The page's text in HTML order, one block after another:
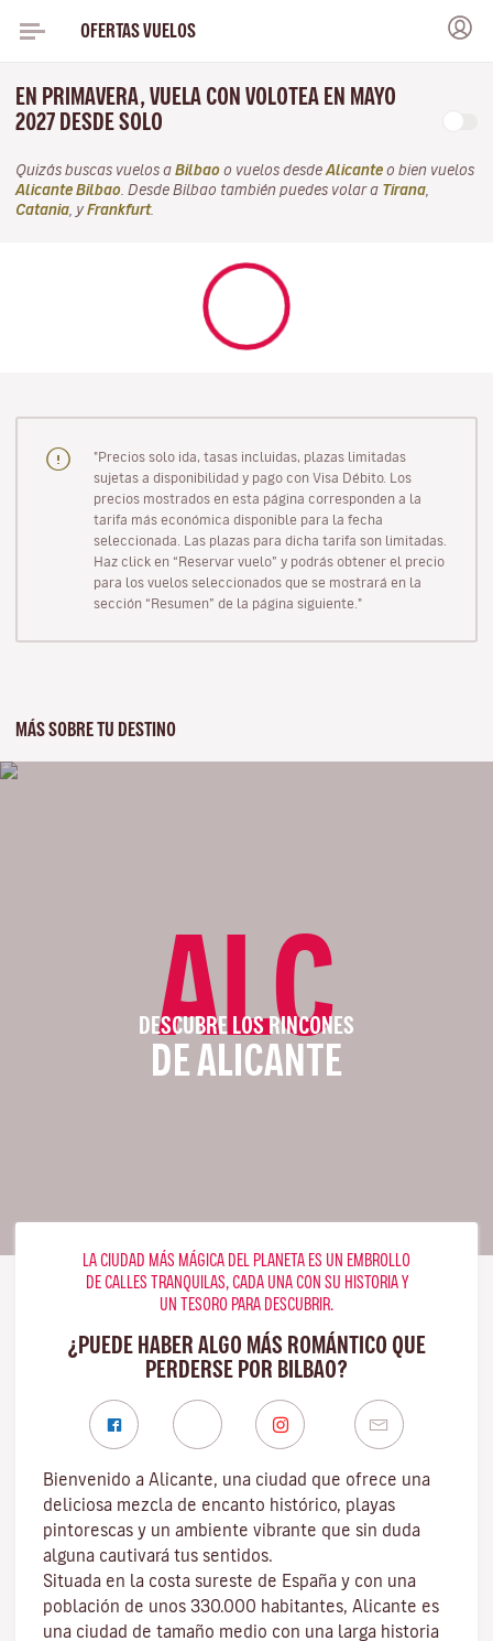
OFERTAS VUELOS
EN PRIMAVERA, VUELA CON VOLOTEA EN MAYO
2027 DESDE SOLO
Quizás buscas vuelos a Bilbao o vuelos desde Alicante o bien vuelos
Alicante Bilbao . Desde Bilbao también puedes volar a Tirana
Catania , y Frankfurt.
"Precios solo ida, tasas incluidas, plazas limitadas
sujetas a disponibilidad y pago con Visa Débito. Los
precios mostrados en esta página corresponden a la
tarifa más económica disponible para la fecha
seleccionada. Las plazas para dicha tarifa son limitadas.
Haz click en “Reservar vuelo” y podrás obtener el precio
para los vuelos seleccionados que se mostrará en la
sección “Resumen” de la página siguiente."
MÁS SOBRE TU DESTINO
ALC
DESCUBRE LOS RINCONES
DE ALICANTE
LA CIUDAD MÁS MÁGICA DEL PLANETA ES UN EMBROLLO
DE CALLES TRANQUILAS, CADA UNA CON SU HISTORIA Y
UN TESORO PARA DESCUBRIR.
¿PUEDE HABER ALGO MÁS ROMÁNTICO QUE
PERDERSE POR BILBAO?
Bienvenido a Alicante, una ciudad que ofrece una
deliciosa mezcla de encanto histórico, playas
pintorescas y un ambiente vibrante que sin duda
alguna cautivará tus sentidos.
Situada en la costa sureste de España y con una
población de unos 330.000 habitantes, Alicante es
una ciudad de tamaño medio con una larga historia